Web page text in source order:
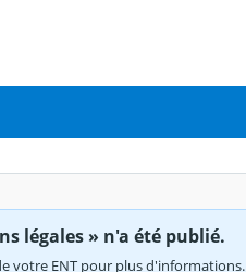
légales » n'a été publié.
votre ENT pour plus d'informations.